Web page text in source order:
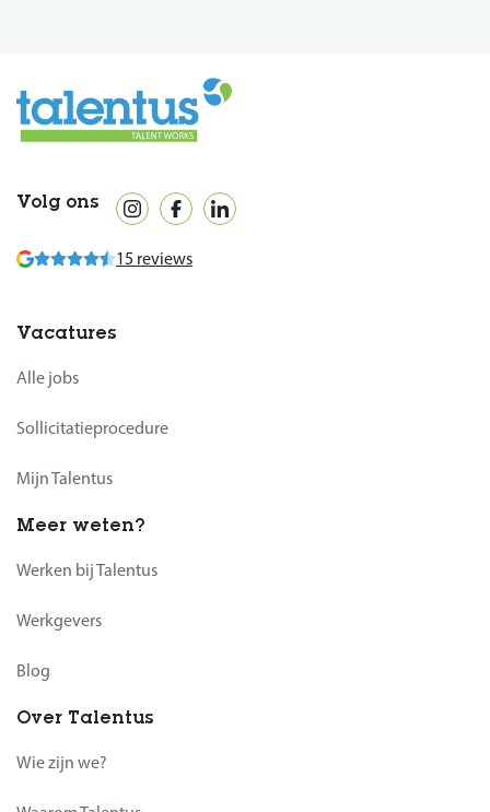
Volg ons
15 reviews
Vacatures
Alle jobs
Sollicitatieprocedure
Mijn Talentus
Meer weten?
Werken bij Talentus
Werkgevers
Blog
Over Talentus
Wie zijn we?